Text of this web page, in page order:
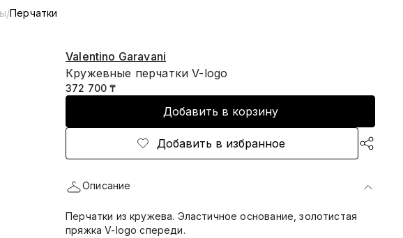
/Перчатки
Valentino Garavani
Кружевные перчатки V-logo
372 700 ₸
Добавить в корзину
Добавить в избранное
Описание
Перчатки из кружева. Эластичное основание, золотистая
пряжка V-logo спереди.